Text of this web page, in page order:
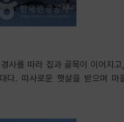
사를 따라 집과 골목이 이어지
다. 따사로운 햇살을 받으며 마